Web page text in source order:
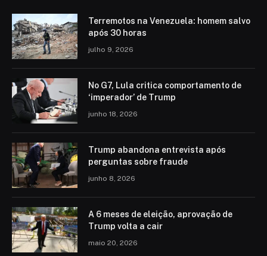
Terremotos na Venezuela: homem salvo
após 30 horas
julho 9, 2026
No G7, Lula critica comportamento de
‘imperador’ de Trump
junho 18, 2026
Trump abandona entrevista após
perguntas sobre fraude
junho 8, 2026
A 6 meses de eleição, aprovação de
Trump volta a cair
maio 20, 2026